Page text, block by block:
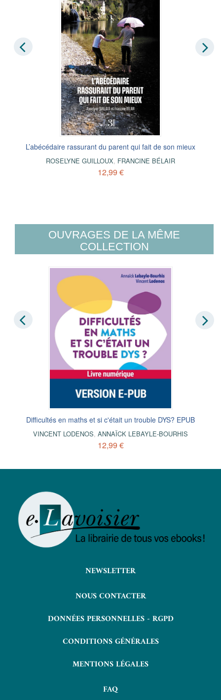
L’abécédaire rassurant du parent qui fait de son mieux
ROSELYNE GUILLOUX, FRANCINE BÉLAIR
12,99 €
OUVRAGES DE LA MÊME
COLLECTION
Difficultés en maths et si c'était un trouble DYS? EPUB
VINCENT LODENOS, ANNAÏCK LEBAYLE-BOURHIS
12,99 €
NEWSLETTER
NOUS CONTACTER
DONNÉES PERSONNELLES - RGPD
CONDITIONS GÉNÉRALES
MENTIONS LÉGALES
FAQ